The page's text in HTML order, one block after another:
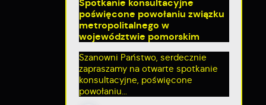
poświęcone powołaniu związku
metropolitalnego w
województwie pomorskim
Szanowni Państwo, serdecznie
zapraszamy na otwarte spotkanie
konsultacyjne, poświęcone
powołaniu...